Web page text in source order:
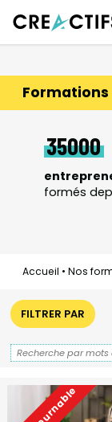
Formations
35000
formés
Accueil • Nos
FILTRER PAR